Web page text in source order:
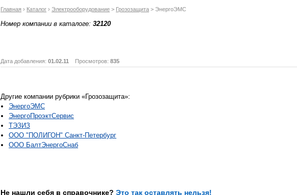
Главная › Каталог › Электрооборудование > Грозозащита > ЭнергоЭМС
Номер компании в каталоге: 32120
Дата добавления: 01.02.11 Просмотров: 835
Другие компании рубрики «Грозозащита»:
ЭнергоЭМС
ЭнергоПроэктСервис
ТЭЗИЗ
ООО "ПОЛИГОН" Санкт-Петербург
ООО БалтЭнергоСнаб
Не нашли себя в справочнике? Это так оставлять нельзя!